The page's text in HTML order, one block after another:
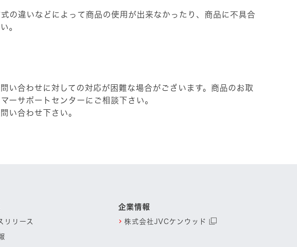
の違いなどによって商品の使用が出来なかったり、商品に不具合
。
い合わせに対しての対応が困難な場合がございます。商品のお取
ーサポートセンターにご相談下さい。
い合わせ下さい。
リリース
企業情報
株式会社JVCケンウッド